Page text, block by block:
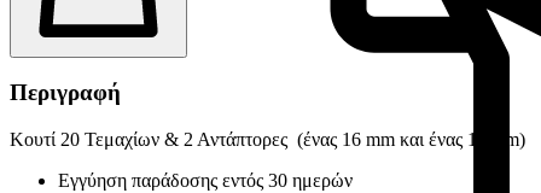
Περιγραφή
Κουτί 20 Τεμαχίων & 2 Αντάπτορες (ένας 16 mm και ένας 11 mm)
Εγγύηση παράδοσης εντός 30 ημερών